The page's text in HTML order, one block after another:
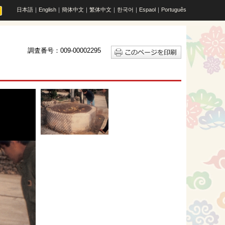
日本語 ｜ English ｜ 簡体中文 ｜ 繁体中文 ｜ 한국어 ｜ Espaol ｜ Português
調査番号：009-00002295